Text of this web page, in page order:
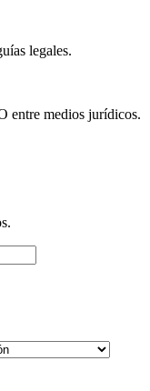
legales.
entre medios jurídicos.